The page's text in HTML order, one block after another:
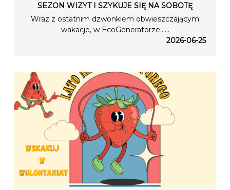
SEZON WIZYT I SZYKUJE SIĘ NA SOBOTĘ
Wraz z ostatnim dzwonkiem obwieszczającym
wakacje, w EcoGeneratorze…...
2026-06-25